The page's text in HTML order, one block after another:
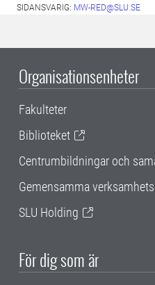
SIDANSVARIG: MW-RED@SLU.SE
Organisationsenheter
Fakulteter
Biblioteket
Centrumbildningar och
Gemensamma
SLU Holding
För dig som är